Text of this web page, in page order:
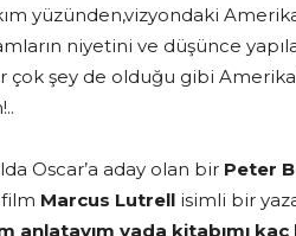
yüzünden,vizyondaki
niyetini ve düşünce
çok şey de olduğu gibi
Oscar’a aday olan bir Peter
Marcus Lutrell isimli bir
anlatayım yada kitabımı